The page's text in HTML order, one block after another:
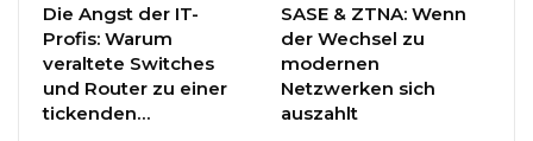
Die Angst der IT-
Profis: Warum
veraltete Switches
und Router zu einer
tickenden…
SASE & ZTNA: Wenn
der Wechsel zu
modernen
Netzwerken sich
auszahlt